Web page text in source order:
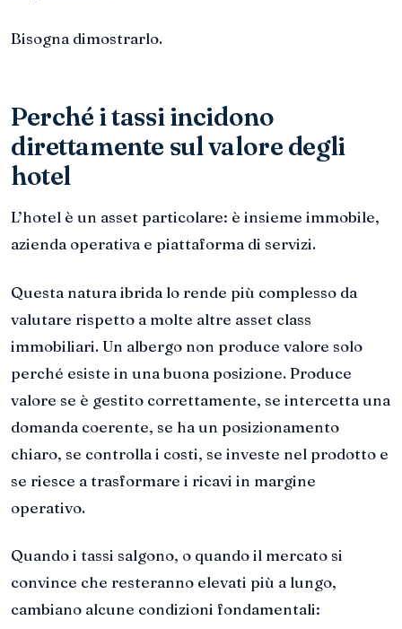
Bisogna dimostrarlo.
Perché i tassi incidono
direttamente sul valore degli
hotel
L’hotel è un asset particolare: è insieme immobile,
azienda operativa e piattaforma di servizi.
Questa natura ibrida lo rende più complesso da
valutare rispetto a molte altre asset class
immobiliari. Un albergo non produce valore solo
perché esiste in una buona posizione. Produce
valore se è gestito correttamente, se intercetta una
domanda coerente, se ha un posizionamento
chiaro, se controlla i costi, se investe nel prodotto e
se riesce a trasformare i ricavi in margine
operativo.
Quando i tassi salgono, o quando il mercato si
convince che resteranno elevati più a lungo,
cambiano alcune condizioni fondamentali: